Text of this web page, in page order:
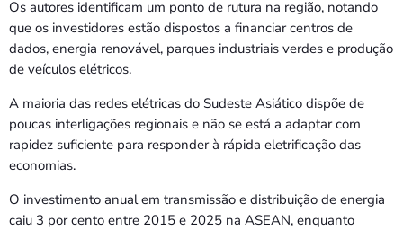
Os autores identificam um ponto de rutura na região, notando
que os investidores estão dispostos a financiar centros de
dados, energia renovável, parques industriais verdes e produção
de veículos elétricos.
A maioria das redes elétricas do Sudeste Asiático dispõe de
poucas interligações regionais e não se está a adaptar com
rapidez suficiente para responder à rápida eletrificação das
economias.
O investimento anual em transmissão e distribuição de energia
caiu 3 por cento entre 2015 e 2025 na ASEAN, enquanto